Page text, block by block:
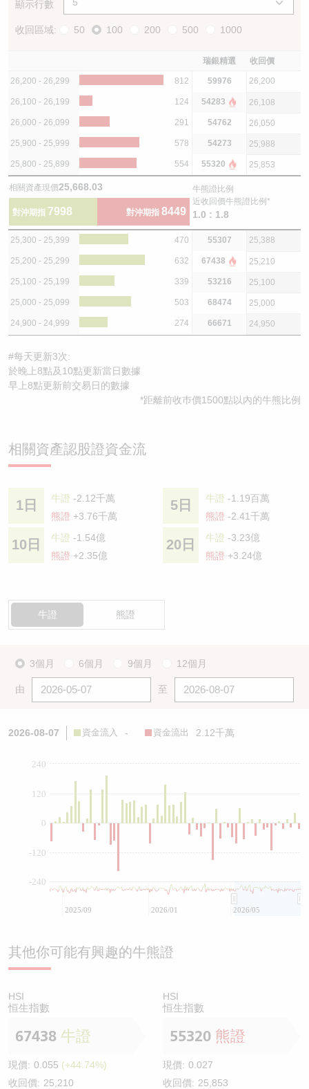
顯示行數
收回區域: 50 100 200 500 1000
瑞銀精選 收回價
26,200 - 26,299 812 59976 26,200
26,100 - 26,199 124 54283 26,108
26,000 - 26,099 291 54762 26,050
25,900 - 25,999 578 54273 25,988
25,800 - 25,899 554 55320 25,853
相關資產現價25,668.03
對沖期指 7998 對沖期指 8449
牛熊證比例
近收回價牛熊證比例*
1.0 : 1.8
25,300 - 25,399 470 55307 25,388
25,200 - 25,299 632 67438 25,210
25,100 - 25,199 339 53216 25,100
25,000 - 25,099 503 68474 25,000
24,900 - 24,999 274 66671 24,950
#每天更新3次:
於晚上8點及10點更新當日數據
早上8點更新前交易日的數據
*距離前收巿價1500點以內的牛熊比例
相關資產認股證資金流
1日 牛證 -2.12千萬
熊證 +3.76千萬
5日 牛證 -1.19百萬
熊證 -2.41千萬
10日 牛證 -1.54億
熊證 +2.35億
20日 牛證 -3.23億
熊證 +3.24億
牛證 熊證
3個月 6個月 9個月 12個月
由 至
2026-08-07 資金流入 - 資金流出 2.12千萬
0
-240
-120
120
240
2025/09 2026/01 2026/05
其他你可能有興趣的牛熊證
HSI
恒生指數
67438 牛證
現價: 0.055 (+44.74%)
收回價: 25,210
HSI
恒生指數
55320 熊證
現價: 0.027
收回價: 25,853